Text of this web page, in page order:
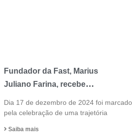
Fundador da Fast, Marius
Juliano Farina, recebe
Honorário do Município
Dia 17 de dezembro de 2024 foi marcado
pela celebração de uma trajetória
Saiba mais